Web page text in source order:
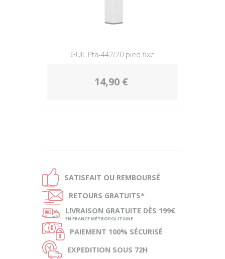
GUIL Pta-442/20 pied fixe
14,90 €
Ð SATISFAIT OU REMBOURSÉ
Ñ RETOURS GRATUITS*
ø LIVRAISON GRATUITE DÈS 199€
EN FRANCE MÉTROPOLITAINE
Ø PAIEMENT 100% SÉCURISÉ
Ù EXPEDITION SOUS 72H